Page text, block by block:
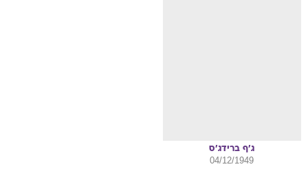
ג'ף ברידג'ס
04/12/1949